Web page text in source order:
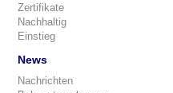
Zertifikate
Nachhaltig
Einstieg
News
Nachrichten